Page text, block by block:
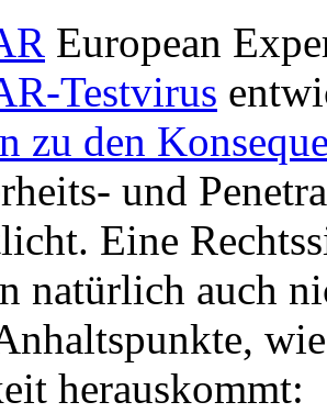
European
Testvirus
zu den
und
Eine
natürlich auch
herauskommt: